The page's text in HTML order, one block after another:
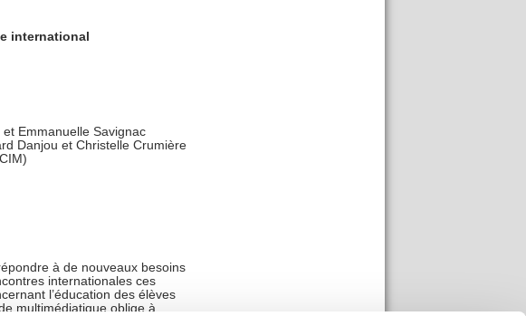
international
Emmanuelle Savignac
Danjou et Christelle Crumière
à de nouveaux besoins
internationales ces
l’éducation des élèves
multimédiatique oblige à